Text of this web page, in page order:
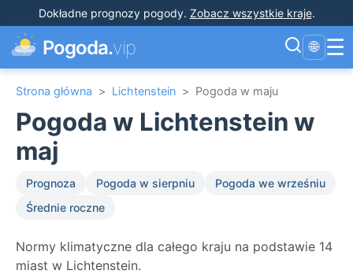
Dokładne prognozy pogody. Zobacz wszystkie kraje.
Pogoda.vip 🌐 ☰
Strona główna > Lichtenstein > Pogoda w maju
Pogoda w Lichtenstein w
maj
Prognoza Pogoda w sierpniu
Pogoda we wrześniu
Średnie roczne
Normy klimatyczne dla całego kraju na podstawie 14
miast w Lichtenstein.